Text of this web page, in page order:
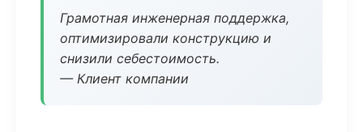
Грамотная инженерная поддержка,
оптимизировали конструкцию и
снизили себестоимость.
— Клиент компании